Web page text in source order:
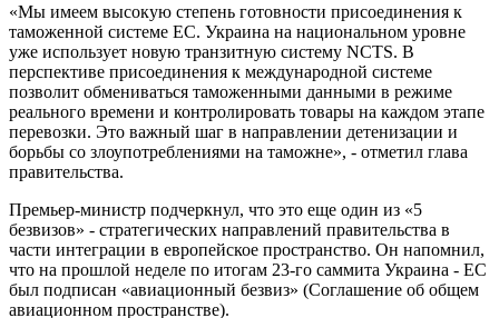
«Мы имеем высокую степень готовности присоединения к
таможенной системе ЕС. Украина на национальном уровне
уже использует новую транзитную систему NCTS. В
перспективе присоединения к международной системе
позволит обмениваться таможенными данными в режиме
реального времени и контролировать товары на каждом этапе
перевозки. Это важный шаг в направлении детенизации и
борьбы со злоупотреблениями на таможне», - отметил глава
правительства.
Премьер-министр подчеркнул, что это еще один из «5
безвизов» - стратегических направлений правительства в
части интеграции в европейское пространство. Он напомнил,
что на прошлой неделе по итогам 23-го саммита Украина - ЕС
был подписан «авиационный безвиз» (Соглашение об общем
авиационном пространстве).